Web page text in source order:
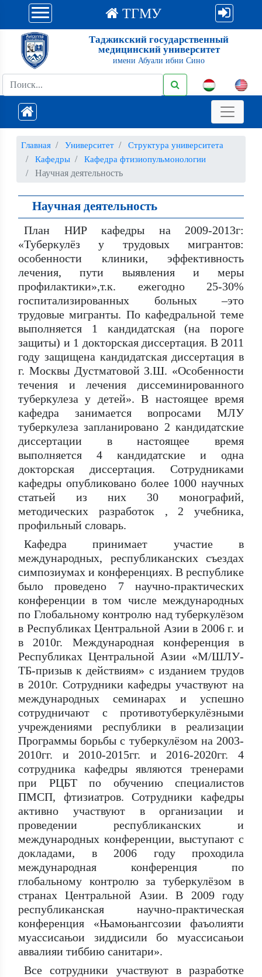
ТГМУ
Таджикский государственный
медицинский университет
имени Абуали ибни Сино
Главная Университет
Структура университета
Кафедры
Кафедра фтизиопульмонологии
Научная деятельность
Научная деятельность
План НИР кафедры на 2009-2013г:
«Туберкулёз у трудовых мигрантов:
особенности клиники, эффективность
лечения, пути выявления и меры
профилактики»,т.к. ежегодно 25-30%
госпитализированных больных –это
трудовые мигранты. По кафедральной теме
выполняется 1 кандидатская (на пороге
защиты) и 1 докторская диссертация. В 2011
году защищена кандидатская диссертация в
г. Москвы Дустматовой З.Ш. «Особенности
течения и лечения диссеминированного
туберкулеза у детей». В настоящее время
кафедра занимается вопросами МЛУ
туберкулеза запланировано 2 кандидатские
диссертации в настоящее время
выполняется 4 кандидатские и одна
докторская диссертация. Сотрудниками
кафедры опубликовано более 1000 научных
статьей из них 30 монографий,
методических разработок , 2 учебника,
профильный словарь.
Кафедра принимает участие в
международных, республиканских съездах
симпозиумах и конференциях. В республике
было проведено 7 научно-практических
конференции в том числе международных
по Глобальному контролю над туберкулёзом
в Республиках Центральной Азии в 2006 г. и
в 2010г. Международная конференция в
Республиках Центральной Азии «М/ШЛУ-
ТБ-призыв к действиям» с изданием трудов
в 2010г. Сотрудники кафедры участвуют на
международных семинарах и успешно
сотрудничают с противотуберкулёзными
учреждениями республики в реализации
Программы борьбы с туберкулёзом на 2003-
2010гг. и 2010-2015гг. и 2016-2020гг. 4
сотрудника кафедры являются тренерами
при РЦБТ по обучению специалистов
ПМСП, фтизиатров. Сотрудники кафедры
активно участвуют в организации и
проведении республиканских и
международных конференции, выступают с
докладами, в 2006 году проходила
международная конференция по
глобальному контролю за туберкулёзом в
странах Центральной Азии. В 2009 году
республиканская научно-практическая
конференция «Њамоњангсозии фаъолияти
муассисањои зиддисили бо муассисањои
аввалияи тиббию санитари».
Все сотрудники участвуют в разработке